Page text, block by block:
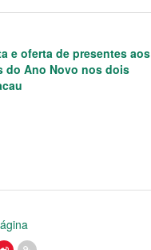
e oferta de presentes aos
do Ano Novo nos dois